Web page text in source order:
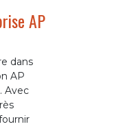
AP
dans
AP
Avec